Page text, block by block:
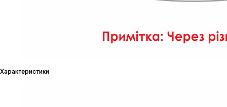
Характеристики